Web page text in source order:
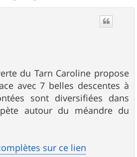
du Tarn Caroline propose
avec 7 belles descentes à
sont diversifiées dans
autour du méandre du
sur ce lien